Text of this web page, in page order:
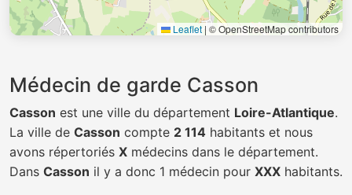
Leaflet| © OpenStreetMap contributors
Médecin de garde Casson
Casson est une ville du département Loire-Atlantique.
La ville de Casson compte 2 114 habitants et nous
avons répertoriés X médecins dans le département.
Dans Casson il y a donc 1 médecin pour XXX habitants.